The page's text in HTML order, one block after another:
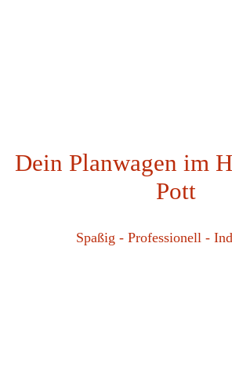
Dein Planwagen im
Pott
Spaßig - Professionell -